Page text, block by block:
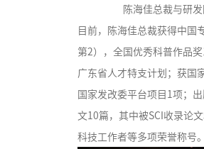
陈海佳总裁与研
目前，陈海佳总裁获得中国
第2），全国优秀科普作品
广东省人才特支计划；获国
国家发改委平台项目1项；
文10篇，其中被SCI收录论
科技工作者等多项荣誉称号。